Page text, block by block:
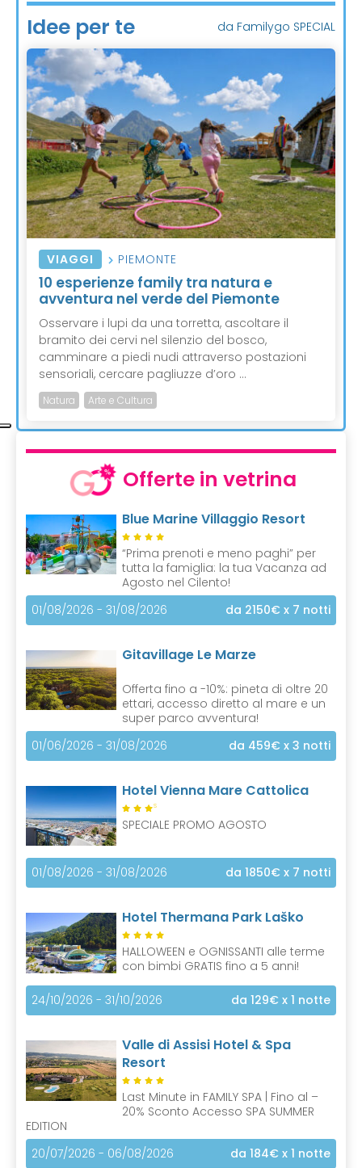
Idee per te da Familygo SPECIAL
VIAGGI PIEMONTE
10 esperienze family tra natura e
avventura nel verde del Piemonte
Osservare i lupi da una torretta, ascoltare il
bramito dei cervi nel silenzio del bosco,
camminare a piedi nudi attraverso postazioni
sensoriali, cercare pagliuzze d’oro ...
Natura Arte e Cultura
Offerte in vetrina
Blue Marine Villaggio Resort
“Prima prenoti e meno paghi” per
tutta la famiglia: la tua Vacanza ad
Agosto nel Cilento!
01/08/2026 - 31/08/2026
da 2150€ x 7 notti
Gitavillage Le Marze
Offerta fino a -10%: pineta di oltre 20
ettari, accesso diretto al mare e un
super parco avventura!
01/06/2026 - 31/08/2026
da 459€ x 3 notti
Hotel Vienna Mare Cattolica
S
SPECIALE PROMO AGOSTO
01/08/2026 - 31/08/2026 da 1850€ x 7 notti
Hotel Thermana Park Laško
HALLOWEEN e OGNISSANTI alle terme
con bimbi GRATIS fino a 5 anni!
24/10/2026 - 31/10/2026 da 129€ x 1 notte
Valle di Assisi Hotel & Spa
Resort
Last Minute in FAMILY SPA | Fino al –
20% Sconto Accesso SPA SUMMER
EDITION
20/07/2026 - 06/08/2026
da 184€ x 1 notte